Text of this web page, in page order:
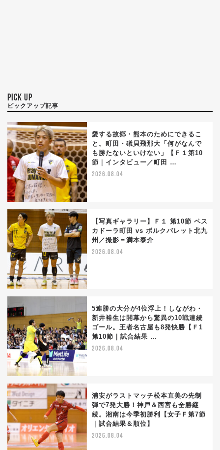
PICK UP
ピックアップ記事
愛する故郷・熊本のためにできるこ
と。町田・礒貝飛那大「何がなんで
も勝たないといけない」【Ｆ１第10
節｜インタビュー／町田 …
2026.08.04
【写真ギャラリー】Ｆ１ 第10節 ペス
カドーラ町田 vs ボルクバレット北九
州／撮影＝満本泰介
2026.08.04
5連勝の大分が4位浮上！しながわ・
新井裕生は開幕から驚異の10戦連続
ゴール。王者名古屋も8発快勝【Ｆ1
第10節｜試合結果 …
2026.08.04
浦安がラストマッチ松本直美の先制
弾で7発大勝！神戸＆西宮も全勝継
続。湘南は今季初勝利【女子Ｆ第7節
｜試合結果＆順位】
2026.08.04